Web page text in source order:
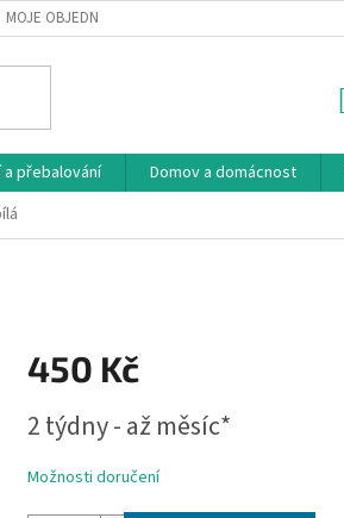
MOJE OBJEDNÁVKA
přebalování Domov a domácnost
450 Kč
cena:
2 týdny - až měsíc*
Možnosti doručení